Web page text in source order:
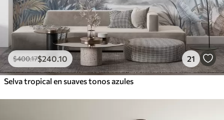
$400.17$240 .10 21
Selva tropical en suaves tonos azules